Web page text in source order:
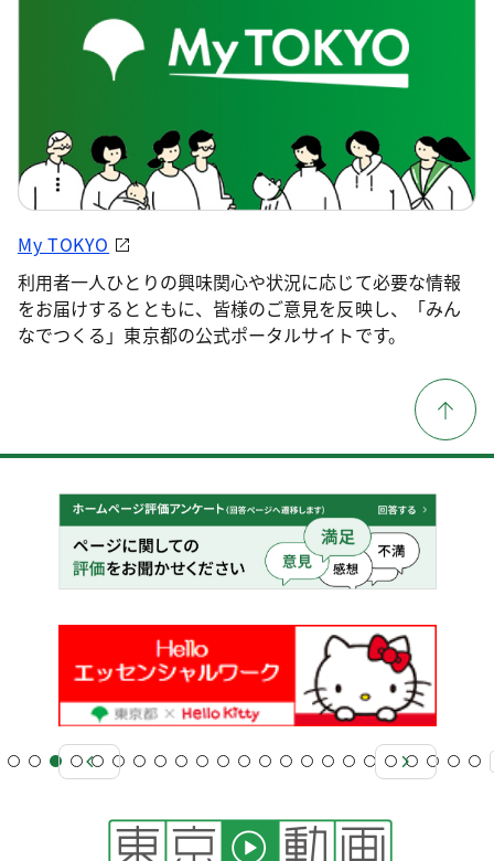
My TOKYO
利用者一人ひとりの興味関心や状況に応じて必要な情報
をお届けするとともに、皆様のご意見を反映し、「みん
なでつくる」東京都の公式ポータルサイトです。